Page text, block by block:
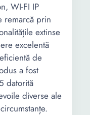
WI-FI IP
remarcă prin
extinse
excelentă
de
a fost
datorită
diverse ale